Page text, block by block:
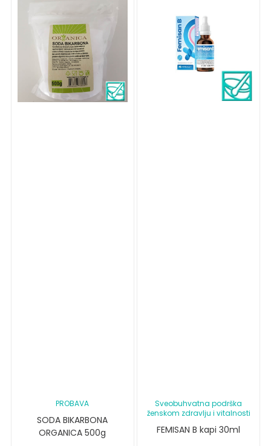
PROBAVA
SODA BIKARBONA
ORGANICA 500g
Sveobuhvatna podrška
ženskom zdravlju i vitalnosti
FEMISAN B kapi 30ml